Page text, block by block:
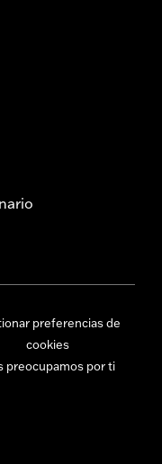
preferencias de
cookies
preocupamos por ti